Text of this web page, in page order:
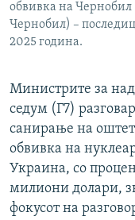
обвивка на
Чернобил) –
2025 година.
Министрите за
седум (Г7)
санирање на
обвивка на
Украина, со
милиони долари,
фокусот на